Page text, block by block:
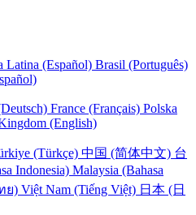
Latina (Español) Brasil (Português)
France (Français) Polska
(English)
(Türkçe) 中国 (简体中文) 台
Indonesia) Malaysia (Bahasa
ย) Việt Nam (Tiếng Việt) 日本 (日